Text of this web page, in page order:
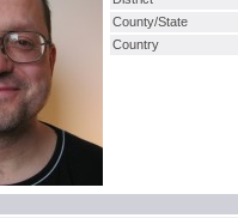
County/State
Country